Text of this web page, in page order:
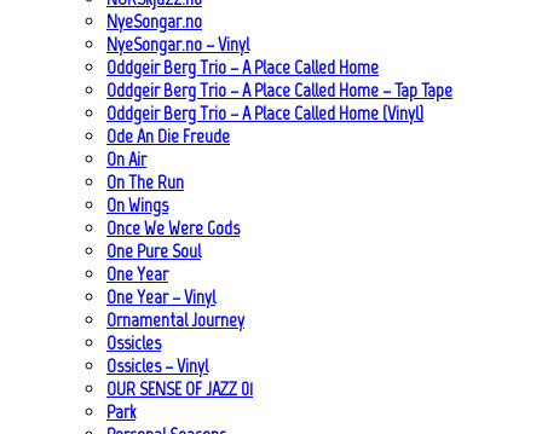
NyeSongar.no
NyeSongar.no – Vinyl
Oddgeir Berg Trio – A Place Called Home
Oddgeir Berg Trio – A Place Called Home – Tap Tape
Oddgeir Berg Trio – A Place Called Home (Vinyl)
Ode An Die Freude
On Air
On The Run
On Wings
Once We Were Gods
One Pure Soul
One Year
One Year – Vinyl
Ornamental Journey
Ossicles
Ossicles – Vinyl
OUR SENSE OF JAZZ_01
Park